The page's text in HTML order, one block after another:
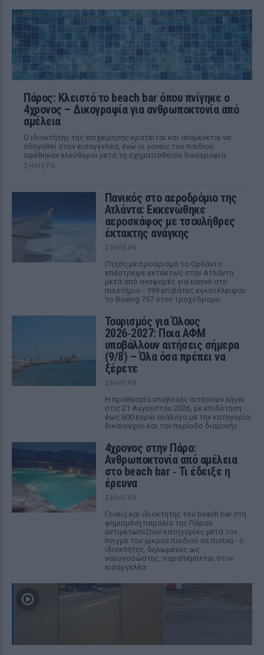
Πάρος: Κλειστό το beach bar όπου πνίγηκε ο
4χρονος – Δικογραφία για ανθρωποκτονία από
αμέλεια
Ο ιδιοκτήτης της επιχείρησης κρατείται και αναμένεται να
οδηγηθεί στον εισαγγελέα, ενώ οι γονείς του παιδιού
αφέθηκαν ελεύθεροι μετά τη σχηματισθείσα δικογραφία.
ΣΉΜΕΡΑ
Πανικός στο αεροδρόμιο της
Ατλάντα: Εκκενώθηκε
αεροσκάφος με τσουλήθρες
έκτακτης ανάγκης
ΣΉΜΕΡΑ
Πτήση με προορισμό το Ορλάντο
επέστρεψε εκτάκτως στην Ατλάντα
μετά από αναφορές για καπνό στο
πιλοτήριο - 199 επιβάτες εγκατέλειψαν
το Boeing 757 στον τροχόδρομο.
Τουρισμός για Όλους
2026‑2027: Ποια ΑΦΜ
υποβάλλουν αιτήσεις σήμερα
(9/8) – Όλα όσα πρέπει να
ξέρετε
ΣΉΜΕΡΑ
Η προθεσμία υποβολής αιτήσεων λήγει
στις 21 Αυγούστου 2026, με επιδότηση
έως 600 ευρώ ανάλογα με την κατηγορία
δικαιούχου και την περίοδο διαμονής.
4χρονος στην Πάρο:
Ανθρωποκτονία από αμέλεια
στο beach bar ‑ Τι έδειξε η
έρευνα
ΣΉΜΕΡΑ
Γονείς και ιδιοκτήτης του beach bar στη
φημισμένη παραλία της Πάρου
αντιμετωπίζουν κατηγορίες μετά τον
πνιγμό του μικρού παιδιού σε πισίνα - ο
ιδιοκτήτης, δηλωμένος ως
ναυαγοσώστης, παραπέμπεται στον
εισαγγελέα